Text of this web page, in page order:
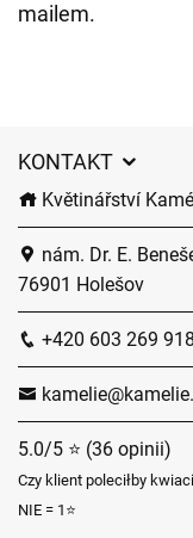
mailem.
KONTAKT
Květinářství
nám. Dr. E.
76901 Holešov
+420 603 269 918
5.0/5 ⭐ (36 opinii)
Czy klient poleciłby
NIE = 1⭐